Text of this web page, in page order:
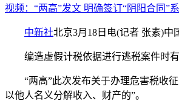
视频：“两高”发文 明确签订“阴阳合同”
中新社北京3月18日电(记者 张素)中
编造虚假计税依据进行逃税案件时有
“两高”此次发布关于办理危害税收征
以他人名义分解收入、财产的”。